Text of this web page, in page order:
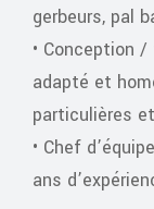
gerbeurs, pal
• Conception
adapté et
particulières
• Chef
ans